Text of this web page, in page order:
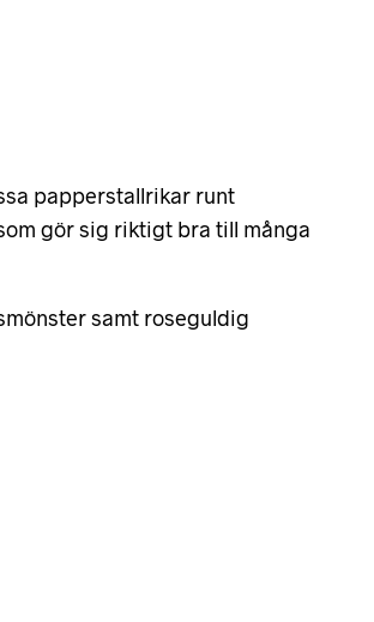
papperstallrikar runt
gör sig riktigt bra till många
samt roseguldig